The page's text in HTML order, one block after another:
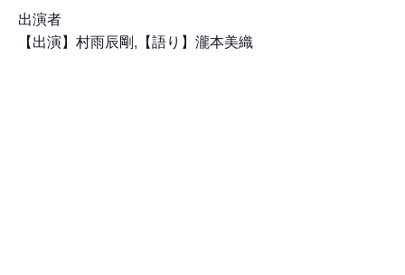
出演者
【出演】村雨辰剛,【語り】瀧本美織